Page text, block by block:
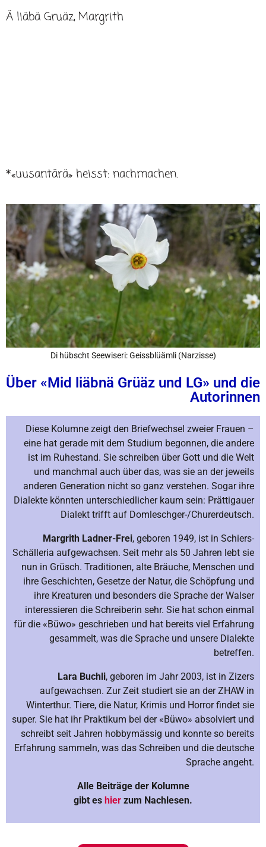
Ä liäbä Gruäz, Margrith
*«uusantärä» heisst: nachmachen.
Di hübscht Seewiseri: Geissblüämli (Narzisse)
Über «Mid liäbnä Grüäz und LG» und die
Autorinnen
Diese Kolumne zeigt den Briefwechsel zweier Frauen –
eine hat gerade mit dem Studium begonnen, die andere
ist im Ruhestand. Sie schreiben über Gott und die Welt
und manchmal auch über das, was sie an der jeweils
anderen Generation nicht so ganz verstehen. Sogar ihre
Dialekte könnten unterschiedlicher kaum sein: Prättigauer
Dialekt trifft auf Domleschger-/Churerdeutsch.
Margrith Ladner-Frei, geboren 1949, ist in Schiers-
Schälleria aufgewachsen. Seit mehr als 50 Jahren lebt sie
nun in Grüsch. Traditionen, alte Bräuche, Menschen und
ihre Geschichten, Gesetze der Natur, die Schöpfung und
ihre Kreaturen und besonders die Sprache der Walser
interessieren die Schreiberin sehr. Sie hat schon einmal
für die «Büwo» geschrieben und hat bereits viel Erfahrung
gesammelt, was die Sprache und unsere Dialekte
betreffen.
Lara Buchli, geboren im Jahr 2003, ist in Zizers
aufgewachsen. Zur Zeit studiert sie an der ZHAW in
Winterthur. Tiere, die Natur, Krimis und Horror findet sie
super. Sie hat ihr Praktikum bei der «Büwo» absolviert und
schreibt seit Jahren hobbymässig und konnte so bereits
Erfahrung sammeln, was das Schreiben und die deutsche
Sprache angeht.
Alle Beiträge der Kolumne
gibt es hier zum Nachlesen.